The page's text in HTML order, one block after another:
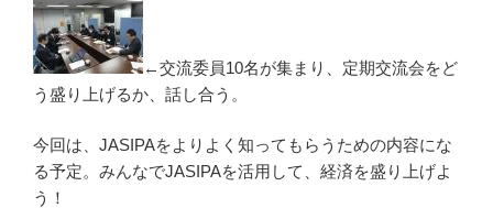
←交流委員10名が集まり、定期交流会をど
う盛り上げるか、話し合う。
今回は、JASIPAをよりよく知ってもらうための内容にな
る予定。みんなでJASIPAを活用して、経済を盛り上げよ
う！